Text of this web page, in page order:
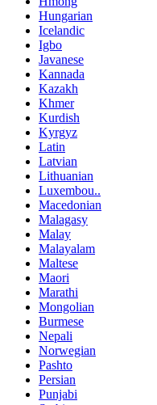
Hungarian
Icelandic
Igbo
Javanese
Kannada
Kazakh
Khmer
Kurdish
Kyrgyz
Latin
Latvian
Lithuanian
Luxembou..
Macedonian
Malagasy
Malay
Malayalam
Maltese
Maori
Marathi
Mongolian
Burmese
Nepali
Norwegian
Pashto
Persian
Punjabi